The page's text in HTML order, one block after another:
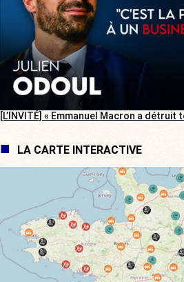
[L’INVITÉ] « Emmanuel Macron a détruit
LA CARTE INTERACTIVE